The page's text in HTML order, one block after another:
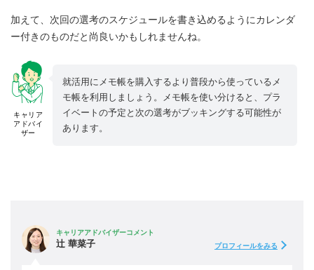
加えて、次回の選考のスケジュールを書き込めるようにカレンダ
ー付きのものだと尚良いかもしれませんね。
キャリア
アドバイ
ザー
就活用にメモ帳を購入するより普段から使っているメ
モ帳を利用しましょう。メモ帳を使い分けると、プラ
イベートの予定と次の選考がブッキングする可能性が
あります。
キャリアアドバイザーコメント
辻 華菜子 プロフィールをみる